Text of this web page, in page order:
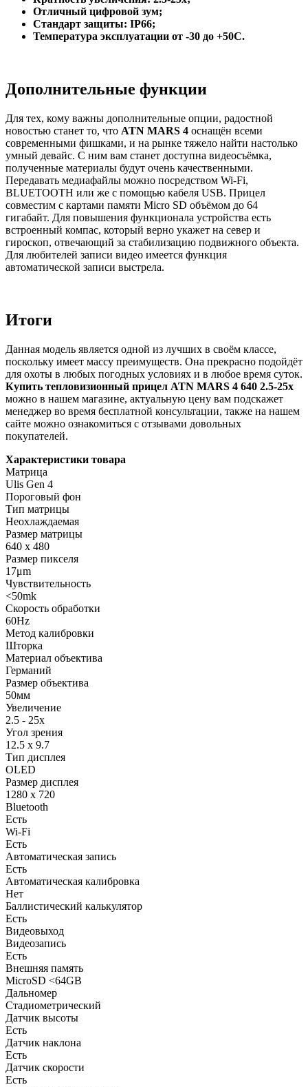
Отличный цифровой зум;
Стандарт защиты: IP66;
Температура эксплуатации от -30 до +50С.
Дополнительные функции
Для тех, кому важны дополнительные опции, радостной
новостью станет то, что ATN MARS 4 оснащён всеми
современными фишками, и на рынке тяжело найти настолько
умный девайс. С ним вам станет доступна видеосъёмка,
полученные материалы будут очень качественными.
Передавать медиафайлы можно посредством Wi-Fi,
BLUETOOTH или же с помощью кабеля USB. Прицел
совместим с картами памяти Micro SD объёмом до 64
гигабайт. Для повышения функционала устройства есть
встроенный компас, который верно укажет на север и
гироскоп, отвечающий за стабилизацию подвижного объекта.
Для любителей записи видео имеется функция
автоматической записи выстрела.
Итоги
Данная модель является одной из лучших в своём классе,
поскольку имеет массу преимуществ. Она прекрасно подойдёт
для охоты в любых погодных условиях и в любое время суток.
Купить тепловизионный прицел ATN MARS 4 640 2.5-25x
можно в нашем магазине, актуальную цену вам подскажет
менеджер во время бесплатной консультации, также на нашем
сайте можно ознакомиться с отзывами довольных
покупателей.
Характеристики товара
Матрица
Ulis Gen 4
Пороговый фон
Тип матрицы
Неохлаждаемая
Размер матрицы
640 x 480
Размер пикселя
17μm
Чувствительность
<50mk
Скорость обработки
60Hz
Метод калибровки
Шторка
Материал объектива
Германий
Размер объектива
50мм
Увеличение
2.5 - 25x
Угол зрения
12.5 x 9.7
Тип дисплея
OLED
Размер дисплея
1280 x 720
Bluetooth
Есть
Wi-Fi
Есть
Автоматическая запись
Есть
Автоматическая калибровка
Нет
Баллистический калькулятор
Есть
Видеовыход
Видеозапись
Есть
Внешняя память
MicroSD <64GB
Дальномер
Стадиометрический
Датчик высоты
Есть
Датчик наклона
Есть
Датчик скорости
Есть